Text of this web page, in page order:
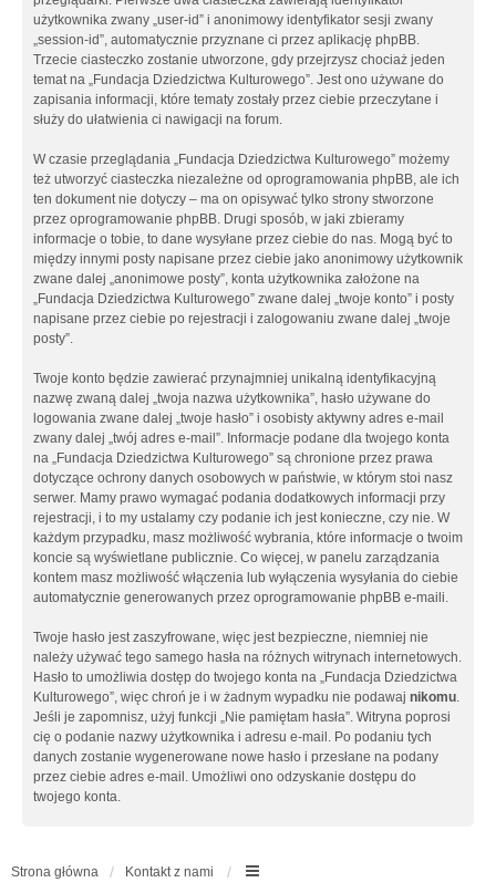
użytkownika zwany „user-id” i anonimowy identyfikator sesji zwany
„session-id”, automatycznie przyznane ci przez aplikację phpBB.
Trzecie ciasteczko zostanie utworzone, gdy przejrzysz chociaż jeden
temat na „Fundacja Dziedzictwa Kulturowego”. Jest ono używane do
zapisania informacji, które tematy zostały przez ciebie przeczytane i
służy do ułatwienia ci nawigacji na forum.
W czasie przeglądania „Fundacja Dziedzictwa Kulturowego” możemy
też utworzyć ciasteczka niezależne od oprogramowania phpBB, ale ich
ten dokument nie dotyczy – ma on opisywać tylko strony stworzone
przez oprogramowanie phpBB. Drugi sposób, w jaki zbieramy
informacje o tobie, to dane wysyłane przez ciebie do nas. Mogą być to
między innymi posty napisane przez ciebie jako anonimowy użytkownik
zwane dalej „anonimowe posty”, konta użytkownika założone na
„Fundacja Dziedzictwa Kulturowego” zwane dalej „twoje konto” i posty
napisane przez ciebie po rejestracji i zalogowaniu zwane dalej „twoje
posty”.
Twoje konto będzie zawierać przynajmniej unikalną identyfikacyjną
nazwę zwaną dalej „twoja nazwa użytkownika”, hasło używane do
logowania zwane dalej „twoje hasło” i osobisty aktywny adres e-mail
zwany dalej „twój adres e-mail”. Informacje podane dla twojego konta
na „Fundacja Dziedzictwa Kulturowego” są chronione przez prawa
dotyczące ochrony danych osobowych w państwie, w którym stoi nasz
serwer. Mamy prawo wymagać podania dodatkowych informacji przy
rejestracji, i to my ustalamy czy podanie ich jest konieczne, czy nie. W
każdym przypadku, masz możliwość wybrania, które informacje o twoim
koncie są wyświetlane publicznie. Co więcej, w panelu zarządzania
kontem masz możliwość włączenia lub wyłączenia wysyłania do ciebie
automatycznie generowanych przez oprogramowanie phpBB e-maili.
Twoje hasło jest zaszyfrowane, więc jest bezpieczne, niemniej nie
należy używać tego samego hasła na różnych witrynach internetowych.
Hasło to umożliwia dostęp do twojego konta na „Fundacja Dziedzictwa
Kulturowego”, więc chroń je i w żadnym wypadku nie podawaj nikomu.
Jeśli je zapomnisz, użyj funkcji „Nie pamiętam hasła”. Witryna poprosi
cię o podanie nazwy użytkownika i adresu e-mail. Po podaniu tych
danych zostanie wygenerowane nowe hasło i przesłane na podany
przez ciebie adres e-mail. Umożliwi ono odzyskanie dostępu do
twojego konta.
Strona główna Kontakt z nami